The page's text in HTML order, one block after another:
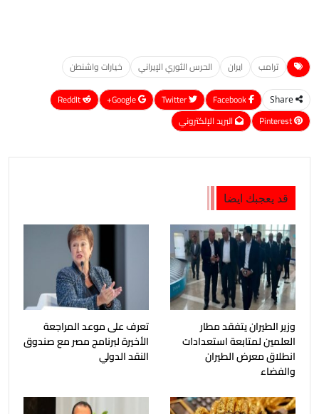
ترامب ايران الحرس الثوري الإيراني خيارات واشنطن
Share
Google+
ReddIt
Pinterest
البريد الإلكتروني
قد يعجبك ايضا
وزير الطيران يتفقد مطار
العلمين لمتابعة استعدادات
انطلاق معرض الطيران
والفضاء
تعرف على موعد المراجعة
الأخيرة لبرنامج مصر مع صندوق
النقد الدولي